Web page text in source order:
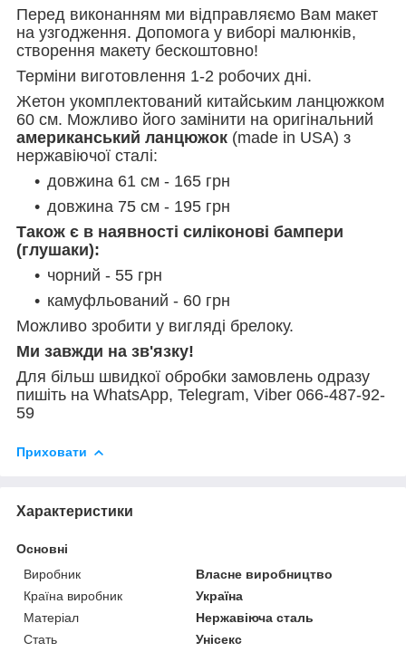
Перед виконанням ми відправляємо Вам макет
на узгодження. Допомога у виборі малюнків,
створення макету бескоштовно!
Терміни виготовлення 1-2 робочих дні.
Жетон укомплектований китайським ланцюжком
60 см. Можливо його замінити на оригінальний
американський ланцюжок (made in USA) з
нержавіючої сталі:
довжина 61 см - 165 грн
довжина 75 см - 195 грн
Також є в наявності силіконові бампери
(глушаки):
чорний - 55 грн
камуфльований - 60 грн
Можливо зробити у вигляді брелоку.
Ми завжди на зв'язку!
Для більш швидкої обробки замовлень одразу
пишіть на WhatsApp, Telegram, Viber 066-487-92-
59
Приховати
Характеристики
Основні
Виробник
Власне виробництво
Країна виробник
Україна
Матеріал
Нержавіюча сталь
Стать
Унісекс